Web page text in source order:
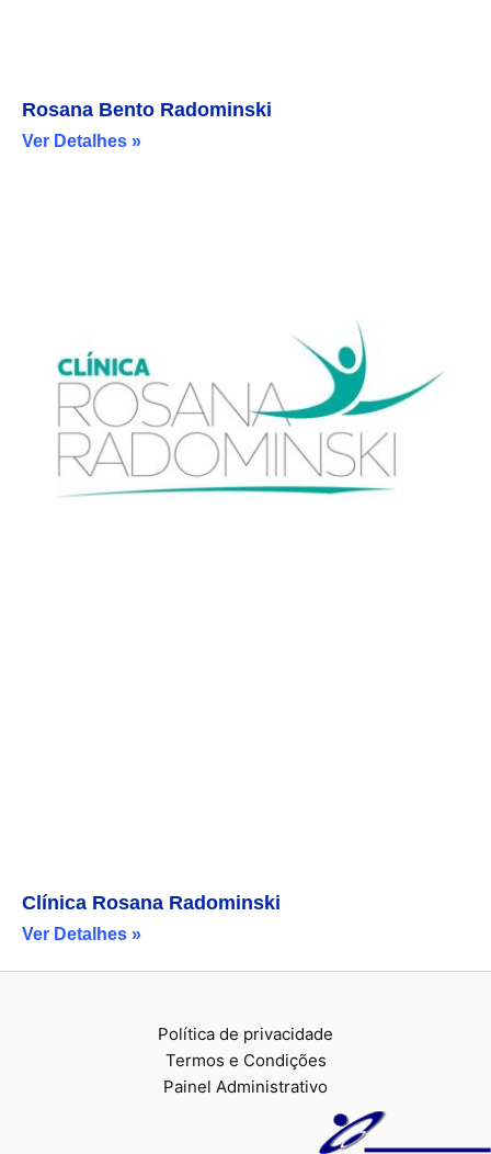
Rosana Bento Radominski
Ver Detalhes »
Clínica Rosana Radominski
Ver Detalhes »
Política de privacidade
Termos e Condições
Painel Administrativo